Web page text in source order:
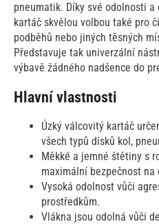
pneumatik. Díky své odolnosti
kartáč skvělou volbou také pro
podběhů nebo jiných těsných
Představuje tak univerzální
výbavě žádného nadšence do
Hlavní vlastnosti
Úzký válcovitý kartáč
všech typů disků kol,
Měkké a jemné štětiny s
maximální bezpečnost
Vysoká odolnost vůči
prostředkům.
Vlákna jsou odolná vůči